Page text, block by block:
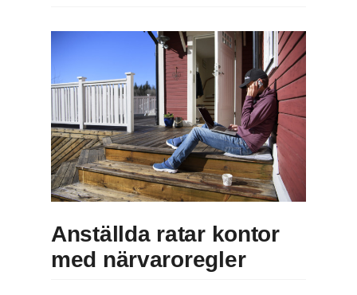
Anställda ratar kontor
med närvaroregler